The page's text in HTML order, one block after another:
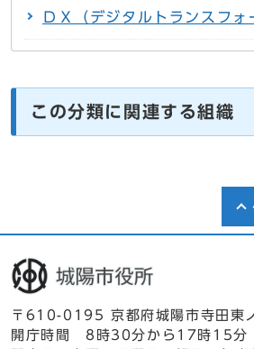
ＤＸ（デジタルトランスフォ
この分類に関連する組織
〒610-0195 京都府城陽市寺田東
開庁時間 8時30分から17時15分